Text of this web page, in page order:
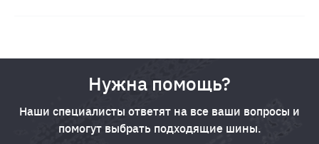
Нужна помощь?
Наши специалисты ответят на все ваши вопросы и
помогут выбрать подходящие шины.